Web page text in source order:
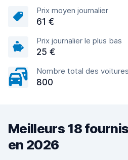
Prix moyen journalier
61 €
Prix journalier le plus bas
25 €
Nombre total des
800
Meilleurs 18
en 2026